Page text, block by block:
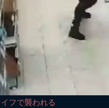
フで襲われる